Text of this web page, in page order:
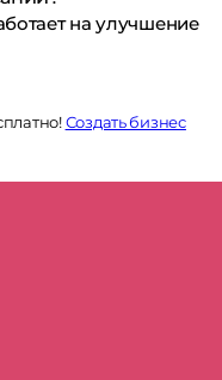
на улучшение
Создать бизнес